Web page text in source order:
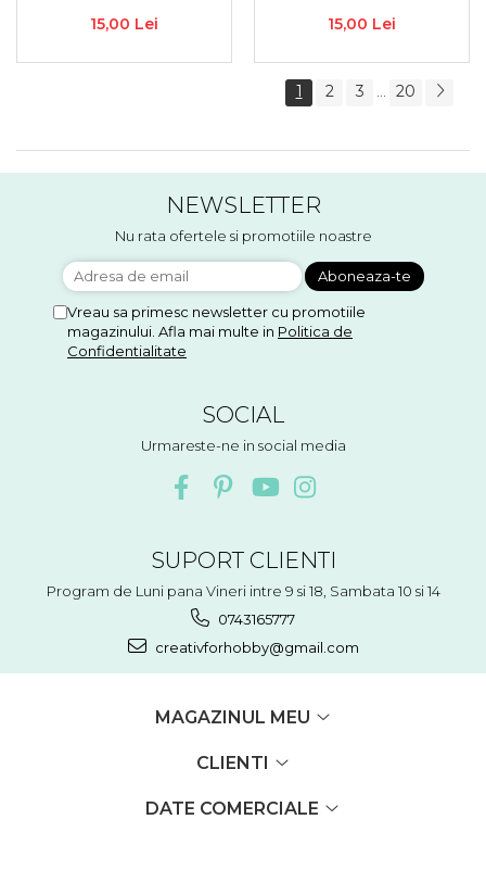
15,00 Lei
15,00 Lei
1 2 3 20
NEWSLETTER
Nu rata ofertele si promotiile noastre
Vreau sa primesc newsletter cu promotiile
magazinului. Afla mai multe in Politica de
Confidentialitate
SOCIAL
Urmareste-ne in social media
SUPORT CLIENTI
Program de Luni pana Vineri intre 9 si 18, Sambata 10 si 14
0743165777
creativforhobby@gmail.com
MAGAZINUL MEU
CLIENTI
DATE COMERCIALE